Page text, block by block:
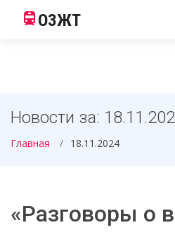
ОЗЖТ
Новости за:
Главная 18.11.2024
«Разговоры о